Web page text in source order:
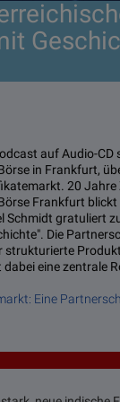
auf Audio-
in Frankfurt,
20
Frankfurt
Schmidt gratuliert
Die
strukturierte
eine zentrale
Eine